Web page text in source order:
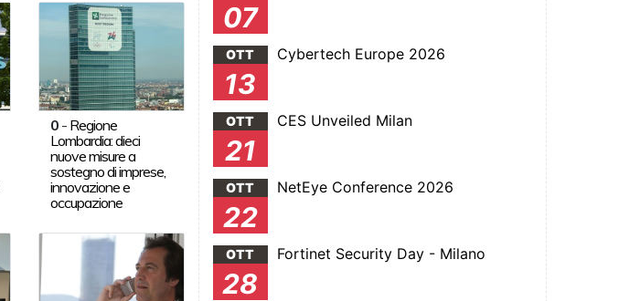
0 - Regione
Lombardia: dieci
nuove misure a
sostegno di imprese,
innovazione e
occupazione
07
OTT
13
Cybertech Europe 2026
OTT
21
CES Unveiled Milan
OTT
22
NetEye Conference 2026
OTT
28
Fortinet Security Day - Milano